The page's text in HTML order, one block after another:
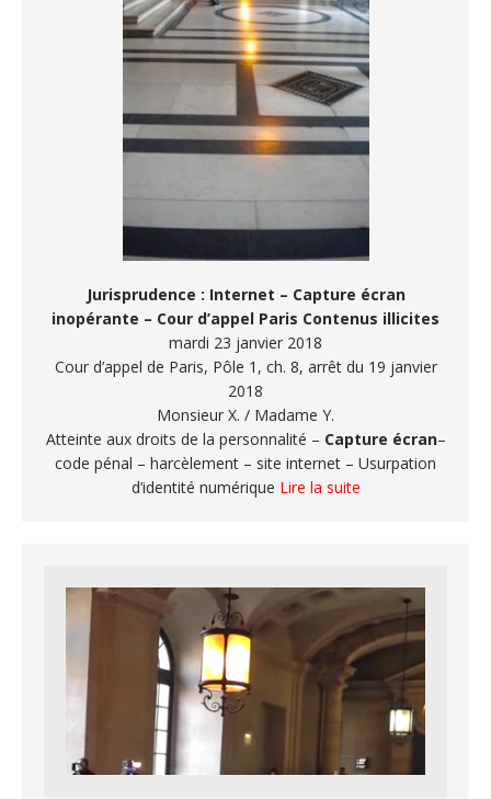
Jurisprudence : Internet – Capture écran
inopérante – Cour d’appel Paris Contenus illicites
mardi 23 janvier 2018
Cour d’appel de Paris, Pôle 1, ch. 8, arrêt du 19 janvier
2018
Monsieur X. / Madame Y.
Atteinte aux droits de la personnalité – Capture écran–
code pénal – harcèlement – site internet – Usurpation
d’identité numérique Lire la suite